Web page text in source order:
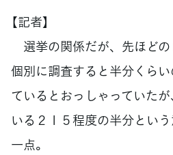
【記者】
選挙の関係だが、先ほどの
個別に調査すると半分くら
ているとおっしゃっていた
いる２１５程度の半分とい
一点。